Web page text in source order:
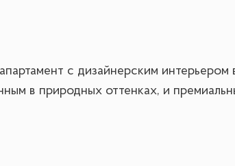
с дизайнерским
в природных оттенках, и